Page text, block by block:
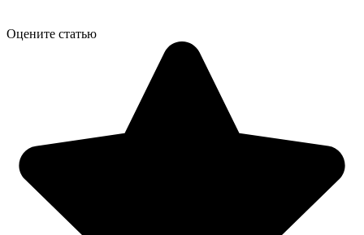
Оцените статью